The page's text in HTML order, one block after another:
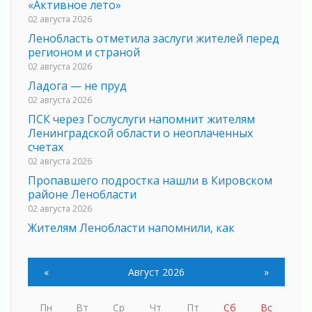
«Активное лето»
02 августа 2026
Ленобласть отметила заслуги жителей перед
регионом и страной
02 августа 2026
Ладога — не пруд
02 августа 2026
ПСК через Гослуслуги напомнит жителям
Ленинградской области о неоплаченных
счетах
02 августа 2026
Пропавшего подростка нашли в Кировском
районе Ленобласти
02 августа 2026
Жителям Ленобласти напомнили, как
02 августа 2026
В Ивангороде назвали новых почетных
граждан Ленинградской области
02 августа 2026
« Август 2026 »
Пн Вт Ср Чт Пт Сб
Вс